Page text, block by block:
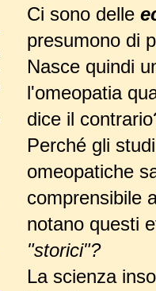
Ci sono delle
presumono di
Nasce quindi
l'omeopatia
dice il
Perché gli
omeopatiche
comprensibile
notano questi
"storici"?
La scienza